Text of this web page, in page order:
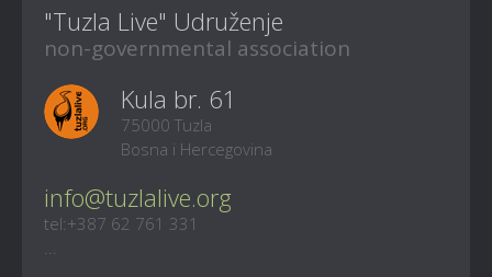
"Tuzla Live" Udruženje
non-governmental association
Kula br. 61
75000 Tuzla
Bosna i Hercegovina
info@tuzlalive.org
tel:+387 62 761 331